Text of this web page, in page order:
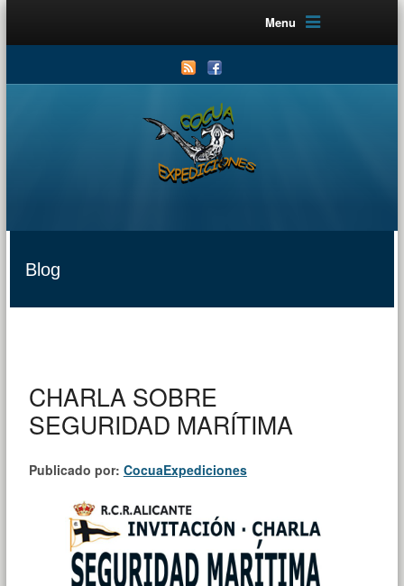
Menu
Blog
CHARLA SOBRE
SEGURIDAD MARÍTIMA
Publicado por: CocuaExpediciones